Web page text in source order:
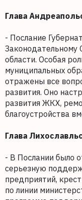
Глава
- Послание
Законодательному
области. Особая
муниципальных
отражены все
развития. Оно
развития ЖКХ,
благоустройства
Глава
- В Послании было
серьезную
предприятий,
по линии